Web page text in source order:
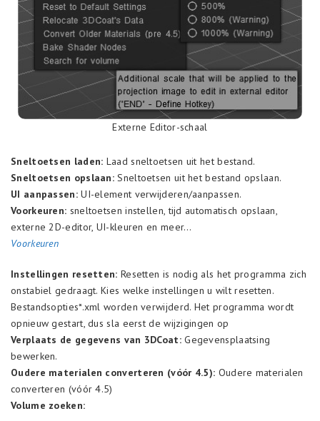
Externe Editor-schaal
Sneltoetsen laden: Laad sneltoetsen uit het bestand.
Sneltoetsen opslaan: Sneltoetsen uit het bestand opslaan.
UI aanpassen:UI-element verwijderen/aanpassen.
Voorkeuren: sneltoetsen instellen, tijd automatisch opslaan,
externe 2D-editor, UI-kleuren en meer…
Voorkeuren
Instellingen resetten: Resetten is nodig als het programma zich
onstabiel gedraagt. Kies welke instellingen u wilt resetten.
Bestandsopties*.xml worden verwijderd. Het programma wordt
opnieuw gestart, dus sla eerst de wijzigingen op
Verplaats de gegevens van 3DCoat:Gegevensplaatsing
bewerken.
Oudere materialen converteren (vóór 4.5): Oudere materialen
converteren (vóór 4.5)
Volume zoeken: